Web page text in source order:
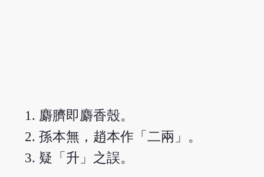
麝臍即麝香殼。
孫本無，趙本作「二兩」。
疑「升」之誤。